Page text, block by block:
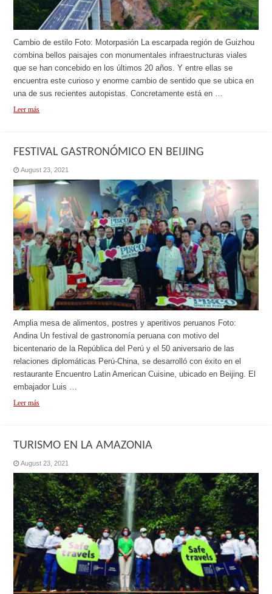
Cambio de estilo Foto: Motorpasión La escarpada región de Guizhou
combina bellos paisajes con monumentales infraestructuras viales
que se han concebido en los últimos 20 años. Y entre ellas se
encuentra este curioso y enorme cambio de sentido que se ubica en
una de sus recientes autopistas. Concretamente está en …
Leer más
FESTIVAL GASTRONÓMICO EN BEIJING
August 23, 2021
Amplia mesa de alimentos, postres y aperitivos peruanos Foto:
Andina Un festival de gastronomía peruana con motivo del
bicentenario de la República del Perú y el 50 aniversario de las
relaciones diplomáticas Perú-China, se desarrolló con éxito en el
restaurante Encuentro Latin American Cuisine, ubicado en Beijing. El
embajador Luis …
Leer más
TURISMO EN LA AMAZONIA
August 23, 2021